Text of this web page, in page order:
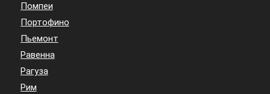
Помпеи
Портофино
Пьемонт
Равенна
Рагуза
Рим